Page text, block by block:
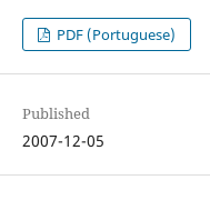
PDF (Portuguese)
Published
2007-12-05